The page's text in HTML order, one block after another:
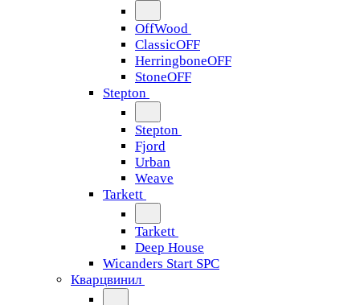
OffWood
ClassicOFF
HerringboneOFF
StoneOFF
Stepton
Stepton
Fjord
Urban
Weave
Tarkett
Tarkett
Deep House
Wicanders Start SPC
Кварцвинил